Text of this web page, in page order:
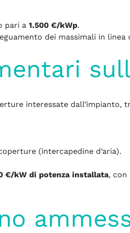
pari a 1.500 €/kWp.
dei massimali in
interessate dall’impianto,
(intercapedine d’aria).
€/kW di potenza installata, con